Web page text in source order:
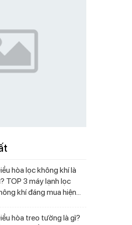
hòa một chiều Livotec
Inverter
lọc nước nóng lạnh Livotec
nóng lạnh Livotec
đơn Livotec E-Smart LIS-
cây Livotec S-300
hòa lọc không khí là
TOP 3 máy lạnh lọc
khí đáng mua hiện
hòa treo tường là gì?